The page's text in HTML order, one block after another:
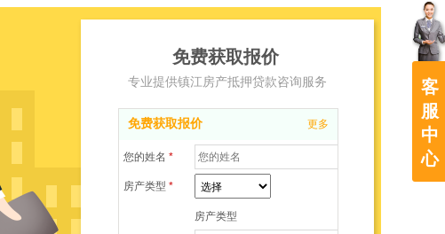
免费获取报价 更多
您的姓名 *
房产类型 *
房产类型
免费获取报价
专业提供镇江房产抵押贷款咨询服务
客
服
中
心